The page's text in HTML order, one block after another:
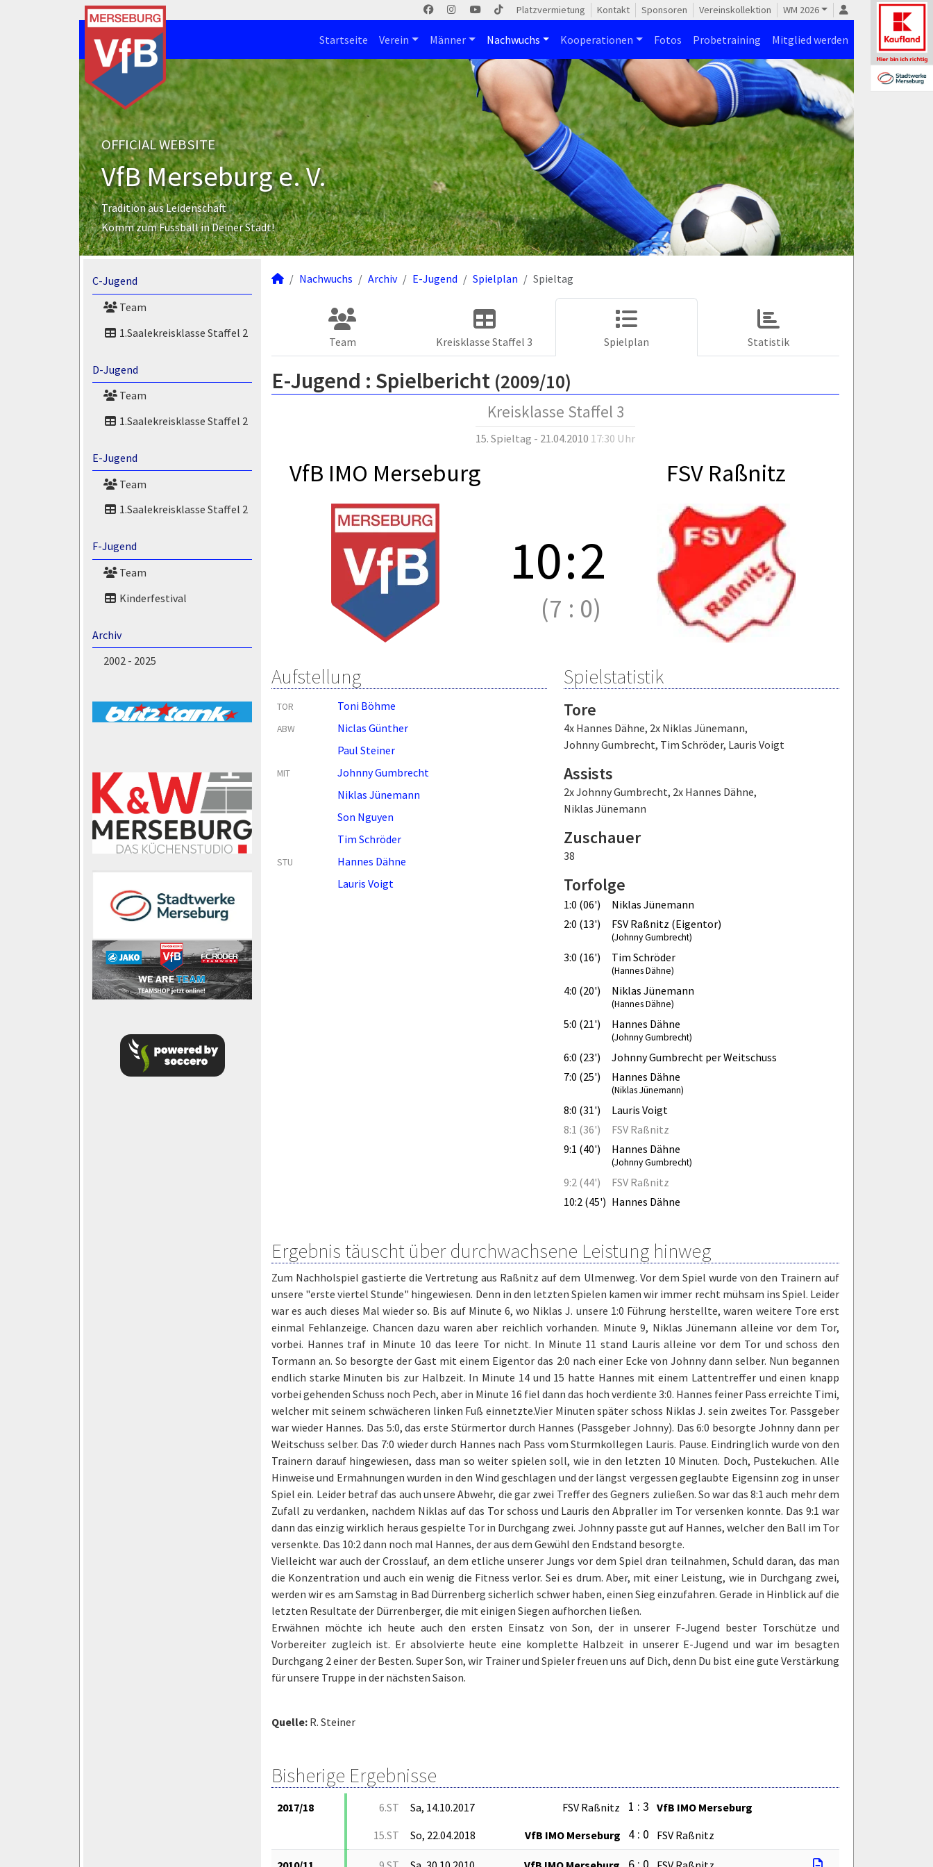
Platzvermietung Kontakt Sponsoren Vereinskollektion WM 2026
Startseite Verein Männer Nachwuchs Kooperationen Fotos Probetraining Mitglied werden
OFFICIAL WEBSITE
VfB Merseburg e. V.
Tradition aus Leidenschaft
Komm zum Fussball in Deiner Stadt!
C-Jugend
Team
1.Saalekreisklasse Staffel 2
D-Jugend
Team
1.Saalekreisklasse Staffel 2
E-Jugend
Team
1.Saalekreisklasse Staffel 2
F-Jugend
Team
Kinderfestival
Archiv
2002 - 2025
Nachwuchs Archiv E-Jugend Spielplan Spieltag
Team Kreisklasse Staffel 3 Spielplan Statistik
E-Jugend : Spielbericht (2009/10)
Kreisklasse Staffel 3
15. Spieltag - 21.04.2010 17:30 Uhr
VfB IMO Merseburg FSV Raßnitz
10:2
(7 : 0)
Aufstellung
TOR Toni Böhme
ABW
Niclas Günther
Paul Steiner
MIT
Johnny Gumbrecht
Niklas Jünemann
Son Nguyen
Tim Schröder
STU
Hannes Dähne
Lauris Voigt
Spielstatistik
Tore
4x Hannes Dähne, 2x Niklas Jünemann,
Johnny Gumbrecht, Tim Schröder, Lauris Voigt
Assists
2x Johnny Gumbrecht, 2x Hannes Dähne,
Niklas Jünemann
Zuschauer
38
Torfolge
1:0 (06')
Niklas Jünemann
2:0 (13')
FSV Raßnitz (Eigentor)
(Johnny Gumbrecht)
3:0 (16') Tim Schröder
(Hannes Dähne)
4:0 (20') Niklas Jünemann
(Hannes Dähne)
5:0 (21') Hannes Dähne
(Johnny Gumbrecht)
6:0 (23')
Johnny Gumbrecht per Weitschuss
7:0 (25')
Hannes Dähne
(Niklas Jünemann)
8:0 (31')
Lauris Voigt
8:1 (36')
FSV Raßnitz
9:1 (40')
Hannes Dähne
(Johnny Gumbrecht)
9:2 (44')
FSV Raßnitz
10:2 (45') Hannes Dähne
Ergebnis täuscht über durchwachsene Leistung hinweg
Zum Nachholspiel gastierte die Vertretung aus Raßnitz auf dem Ulmenweg. Vor dem Spiel wurde von den Trainern auf
unsere "erste viertel Stunde" hingewiesen. Denn in den letzten Spielen kamen wir immer recht mühsam ins Spiel. Leider
war es auch dieses Mal wieder so. Bis auf Minute 6, wo Niklas J. unsere 1:0 Führung herstellte, waren weitere Tore erst
einmal Fehlanzeige. Chancen dazu waren aber reichlich vorhanden. Minute 9, Niklas Jünemann alleine vor dem Tor,
vorbei. Hannes traf in Minute 10 das leere Tor nicht. In Minute 11 stand Lauris alleine vor dem Tor und schoss den
Tormann an. So besorgte der Gast mit einem Eigentor das 2:0 nach einer Ecke von Johnny dann selber. Nun begannen
endlich starke Minuten bis zur Halbzeit. In Minute 14 und 15 hatte Hannes mit einem Lattentreffer und einen knapp
vorbei gehenden Schuss noch Pech, aber in Minute 16 fiel dann das hoch verdiente 3:0. Hannes feiner Pass erreichte Timi,
welcher mit seinem schwächeren linken Fuß einnetzte.Vier Minuten später schoss Niklas J. sein zweites Tor. Passgeber
war wieder Hannes. Das 5:0, das erste Stürmertor durch Hannes (Passgeber Johnny). Das 6:0 besorgte Johnny dann per
Weitschuss selber. Das 7:0 wieder durch Hannes nach Pass vom Sturmkollegen Lauris. Pause. Eindringlich wurde von den
Trainern darauf hingewiesen, dass man so weiter spielen soll, wie in den letzten 10 Minuten. Doch, Pustekuchen. Alle
Hinweise und Ermahnungen wurden in den Wind geschlagen und der längst vergessen geglaubte Eigensinn zog in unser
Spiel ein. Leider betraf das auch unsere Abwehr, die gar zwei Treffer des Gegners zuließen. So war das 8:1 auch mehr dem
Zufall zu verdanken, nachdem Niklas auf das Tor schoss und Lauris den Abpraller im Tor versenken konnte. Das 9:1 war
dann das einzig wirklich heraus gespielte Tor in Durchgang zwei. Johnny passte gut auf Hannes, welcher den Ball im Tor
versenkte. Das 10:2 dann noch mal Hannes, der aus dem Gewühl den Endstand besorgte.
Vielleicht war auch der Crosslauf, an dem etliche unserer Jungs vor dem Spiel dran teilnahmen, Schuld daran, das man
die Konzentration und auch ein wenig die Fitness verlor. Sei es drum. Aber, mit einer Leistung, wie in Durchgang zwei,
werden wir es am Samstag in Bad Dürrenberg sicherlich schwer haben, einen Sieg einzufahren. Gerade in Hinblick auf die
letzten Resultate der Dürrenberger, die mit einigen Siegen aufhorchen ließen.
Erwähnen möchte ich heute auch den ersten Einsatz von Son, der in unserer F-Jugend bester Torschütze und
Vorbereiter zugleich ist. Er absolvierte heute eine komplette Halbzeit in unserer E-Jugend und war im besagten
Durchgang 2 einer der Besten. Super Son, wir Trainer und Spieler freuen uns auf Dich, denn Du bist eine gute Verstärkung
für unsere Truppe in der nächsten Saison.
Quelle: R. Steiner
Bisherige Ergebnisse
2017/18 6.ST Sa, 14.10.2017 FSV Raßnitz 1 : 3 VfB IMO Merseburg
15.ST
So, 22.04.2018 VfB IMO Merseburg 4 : 0 FSV Raßnitz